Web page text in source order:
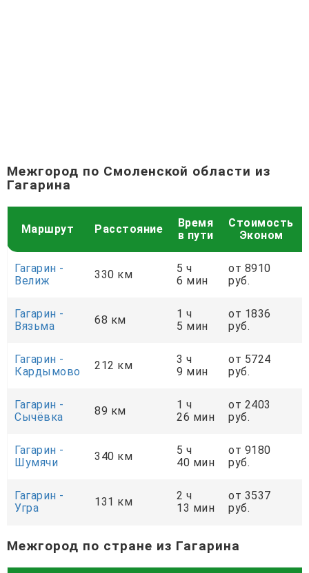
Межгород по Смоленской области из
Гагарина
Маршрут Расстояние
Время
в пути
Стоимость
Эконом
Гагарин -
Велиж
330 км
5 ч
6 мин
от 8910
руб.
Гагарин -
Вязьма
68 км
1 ч
5 мин
от 1836
руб.
Гагарин -
Кардымово
212 км
3 ч
9 мин
от 5724
руб.
Гагарин -
Сычёвка
89 км
1 ч
26 мин
от 2403
руб.
Гагарин -
Шумячи
340 км
5 ч
40 мин
от 9180
руб.
Гагарин -
Угра
131 км
2 ч
13 мин
от 3537
руб.
Межгород по стране из Гагарина